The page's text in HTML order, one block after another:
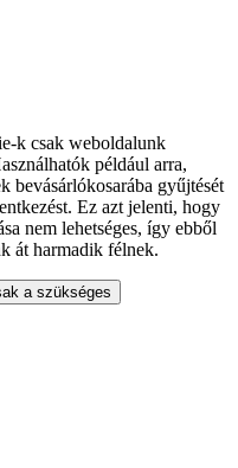
k csak weboldalunk
például arra,
bevásárlókosarába gyűjtését
Ez azt jelenti, hogy
nem lehetséges, így ebből
át harmadik félnek.
a szükséges